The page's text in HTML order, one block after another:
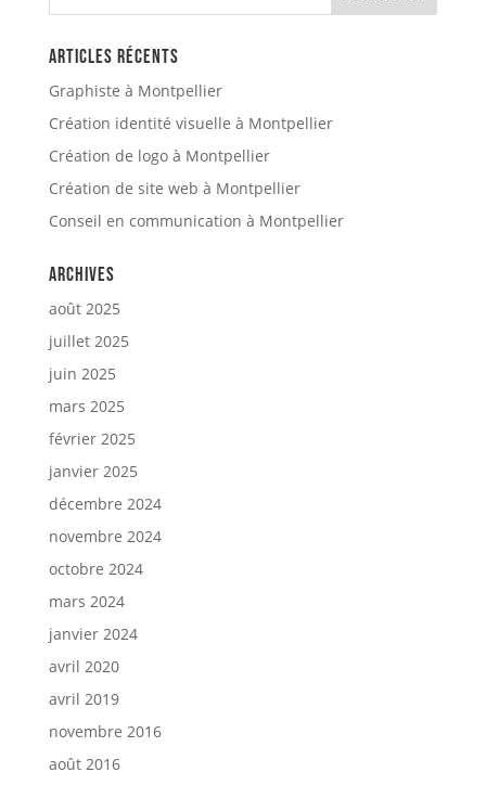
Articles récents
Graphiste à Montpellier
Création identité visuelle à Montpellier
Création de logo à Montpellier
Création de site web à Montpellier
Conseil en communication à Montpellier
Archives
août 2025
juillet 2025
juin 2025
mars 2025
février 2025
janvier 2025
décembre 2024
novembre 2024
octobre 2024
mars 2024
janvier 2024
avril 2020
avril 2019
novembre 2016
août 2016